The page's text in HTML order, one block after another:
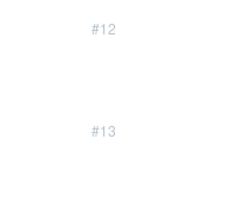
#12
#13